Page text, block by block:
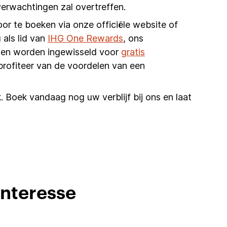
zal overtreffen.
te boeken via onze officiële website of
lid van IHG One Rewards, ons
worden ingewisseld voor gratis
van de voordelen van een
vandaag nog uw verblijf bij ons en laat